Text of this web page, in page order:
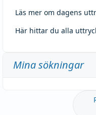
Läs mer om dagens
Här hittar du alla
Mina sökningar